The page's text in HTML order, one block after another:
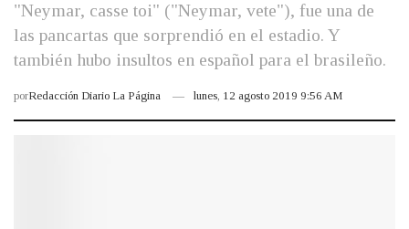
"Neymar, casse toi" ("Neymar, vete"), fue una de
las pancartas que sorprendió en el estadio. Y
también hubo insultos en español para el brasileño.
porRedacción Diario La Página lunes, 12 agosto 2019 9:56 AM